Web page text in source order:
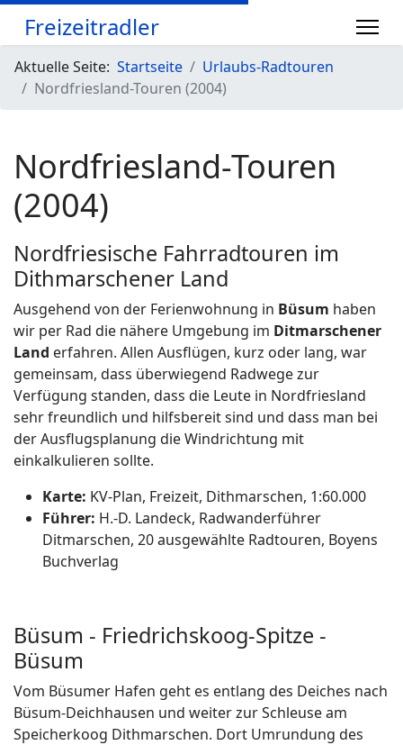
Freizeitradler
Aktuelle Seite: Startseite
Urlaubs-Radtouren
Nordfriesland-Touren (2004)
Nordfriesland-Touren
(2004)
Nordfriesische Fahrradtouren im
Dithmarschener Land
Ausgehend von der Ferienwohnung in Büsum haben
wir per Rad die nähere Umgebung im Ditmarschener
Land erfahren. Allen Ausflügen, kurz oder lang, war
gemeinsam, dass überwiegend Radwege zur
Verfügung standen, dass die Leute in Nordfriesland
sehr freundlich und hilfsbereit sind und dass man bei
der Ausflugsplanung die Windrichtung mit
einkalkulieren sollte.
Karte: KV-Plan, Freizeit, Dithmarschen, 1:60.000
Führer: H.-D. Landeck, Radwanderführer
Ditmarschen, 20 ausgewählte Radtouren, Boyens
Buchverlag
Büsum - Friedrichskoog-Spitze -
Büsum
Vom Büsumer Hafen geht es entlang des Deiches nach
Büsum-Deichhausen und weiter zur Schleuse am
Speicherkoog Dithmarschen. Dort Umrundung des